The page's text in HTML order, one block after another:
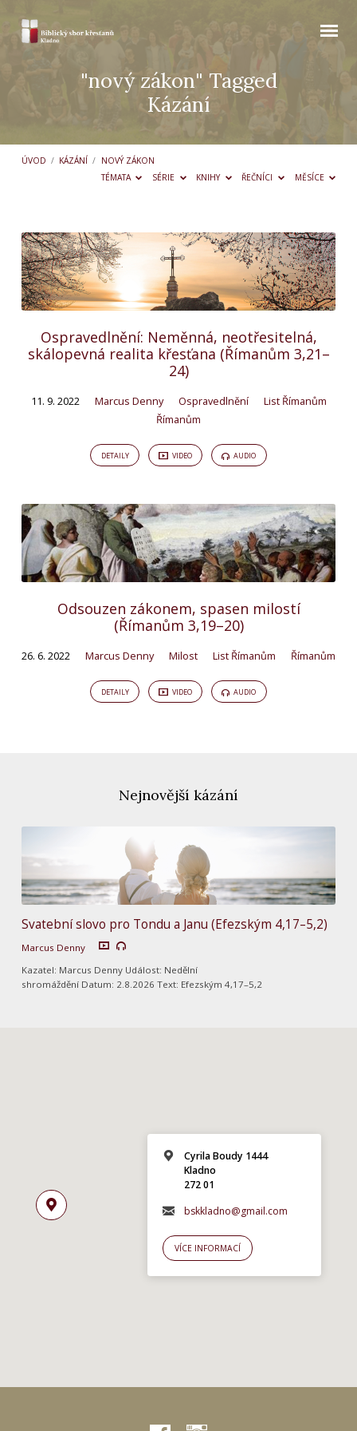
"nový zákon" Tagged
Kázání
ÚVOD / KÁZÁNÍ / NOVÝ ZÁKON
TÉMATA
SÉRIE KNIHY ŘEČNÍCI MĚSÍCE
"nový
zákon"
Tagged
Kázání
Ospravedlnění: Neměnná, neotřesitelná,
skálopevná realita křesťana (Římanům 3,21–
24)
11. 9. 2022 Marcus Denny Ospravedlnění
List Římanům
Římanům
DETAILY VIDEO AUDIO
Odsouzen zákonem, spasen milostí
(Římanům 3,19–20)
26. 6. 2022 Marcus Denny Milost List Římanům Římanům
DETAILY VIDEO AUDIO
Nejnovější kázání
Svatební slovo pro Tondu a Janu (Efezským 4,17–5,2)
Marcus Denny
Kazatel: Marcus Denny Událost: Nedělní
shromáždění Datum: 2.8.2026 Text: Efezským 4,17–5,2
Cyrila Boudy 1444
Kladno
272 01
bskkladno@gmail.com
VÍCE INFORMACÍ